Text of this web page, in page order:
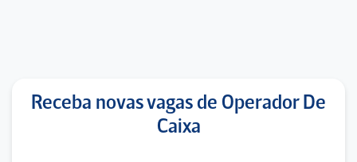
Receba novas vagas de Operador De
Caixa